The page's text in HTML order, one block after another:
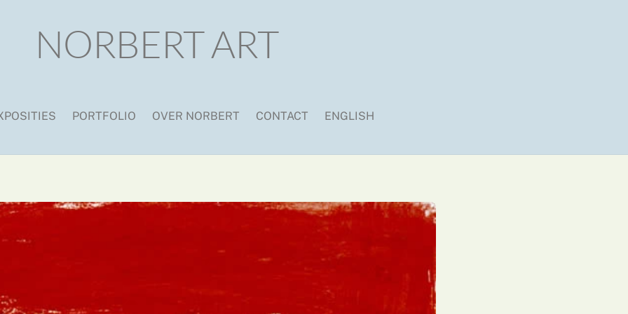
NORBERT ART
PORTFOLIO OVER NORBERT CONTACT ENGLISH